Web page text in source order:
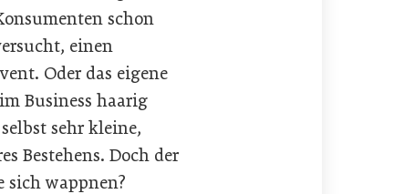
schon
einen
Oder das eigene
Business haarig
sehr kleine,
Bestehens. Doch der
sich wappnen?